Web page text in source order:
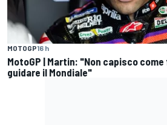
MOTOGP16 h
MotoGP | Martin: "Non capisco
guidare il Mondiale"